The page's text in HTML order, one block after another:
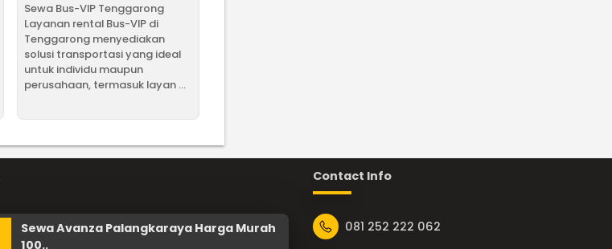
Sewa Bus-VIP Tenggarong
Layanan rental Bus-VIP di
Tenggarong menyediakan
solusi transportasi yang ideal
untuk individu maupun
perusahaan, termasuk layan ...
Sewa Avanza Palangkaraya Harga Murah
100..
Contact Info
081 252 222 062